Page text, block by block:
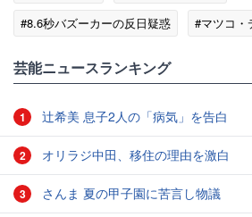
#8.6秒バズーカーの反日疑惑
#マツコ・
芸能ニュースランキング
1 辻希美 息子2人の「病気」を告白
2 オリラジ中田、移住の理由を激白
3 さんま 夏の甲子園に苦言し物議